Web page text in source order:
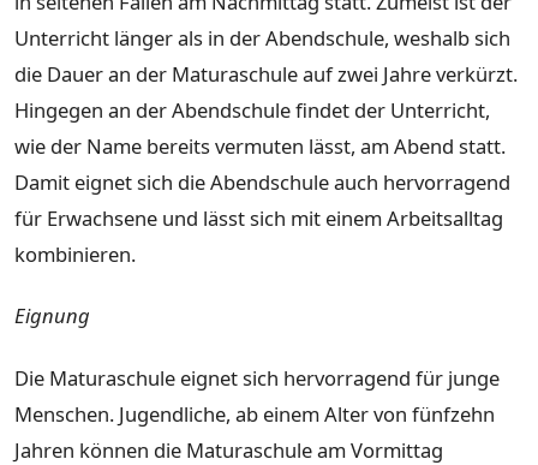
Unterricht länger als in der Abendschule, weshalb sich
die Dauer an der Maturaschule auf zwei Jahre verkürzt.
Hingegen an der Abendschule findet der Unterricht,
wie der Name bereits vermuten lässt, am Abend statt.
Damit eignet sich die Abendschule auch hervorragend
für Erwachsene und lässt sich mit einem Arbeitsalltag
kombinieren.
Eignung
Die Maturaschule eignet sich hervorragend für junge
Menschen. Jugendliche, ab einem Alter von fünfzehn
Jahren können die Maturaschule am Vormittag